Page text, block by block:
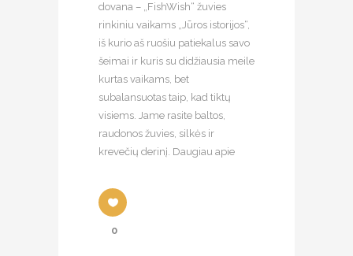
dovana – „FishWish“ žuvies
rinkiniu vaikams „Jūros istorijos“,
iš kurio aš ruošiu patiekalus savo
šeimai ir kuris su didžiausia meile
kurtas vaikams, bet
subalansuotas taip, kad tiktų
visiems. Jame rasite baltos,
raudonos žuvies, silkės ir
krevečių derinį. Daugiau apie
0